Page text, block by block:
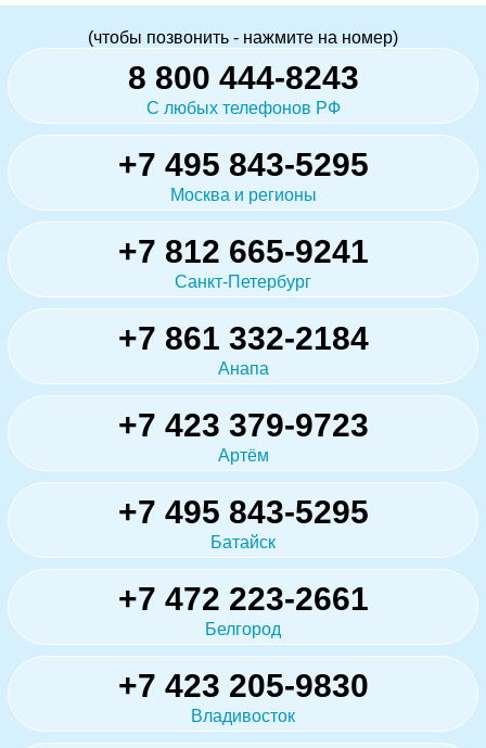
(чтобы позвонить - нажмите на номер)
8 800 444-8243
С любых телефонов РФ
+7 495 843-5295
Москва и регионы
+7 812 665-9241
Санкт-Петербург
+7 861 332-2184
Анапа
+7 423 379-9723
Артём
+7 495 843-5295
Батайск
+7 472 223-2661
Белгород
+7 423 205-9830
Владивосток